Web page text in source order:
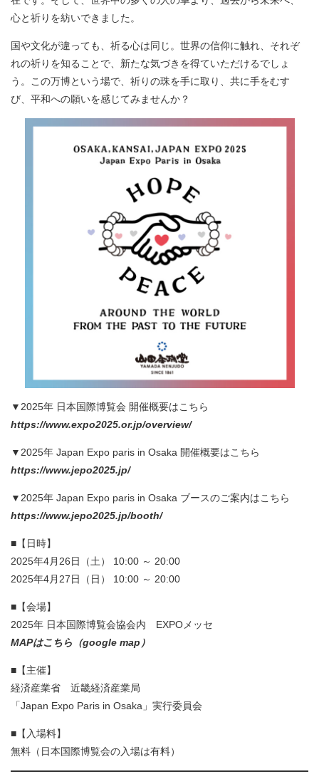
心と祈りを紡いできました。
国や文化が違っても、祈る心は同じ。世界の信仰に触れ、それぞ
れの祈りを知ることで、新たな気づきを得ていただけるでしょ
う。この万博という場で、祈りの珠を手に取り、共に手をむす
び、平和への願いを感じてみませんか？
▼2025年 日本国際博覧会 開催概要はこちら
https://www.expo2025.or.jp/overview/
▼2025年 Japan Expo paris in Osaka 開催概要はこちら
https://www.jepo2025.jp/
▼2025年 Japan Expo paris in Osaka ブースのご案内はこちら
https://www.jepo2025.jp/booth/
■【日時】
2025年4月26日（土） 10:00 ～ 20:00
2025年4月27日（日） 10:00 ～ 20:00
■【会場】
2025年 日本国際博覧会協会内 EXPOメッセ
MAPはこちら（google map）
■【主催】
経済産業省 近畿経済産業局
「Japan Expo Paris in Osaka」実行委員会
■【入場料】
無料（日本国際博覧会の入場は有料）